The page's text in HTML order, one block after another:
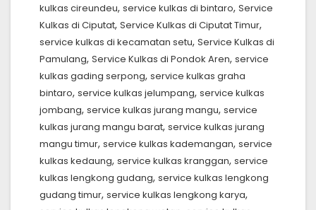
kulkas cireundeu, service kulkas di bintaro, Service
Kulkas di Ciputat, Service Kulkas di Ciputat Timur,
service kulkas di kecamatan setu, Service Kulkas di
Pamulang, Service Kulkas di Pondok Aren, service
kulkas gading serpong, service kulkas graha
bintaro, service kulkas jelumpang, service kulkas
jombang, service kulkas jurang mangu, service
kulkas jurang mangu barat, service kulkas jurang
mangu timur, service kulkas kademangan, service
kulkas kedaung, service kulkas kranggan, service
kulkas lengkong gudang, service kulkas lengkong
gudang timur, service kulkas lengkong karya,